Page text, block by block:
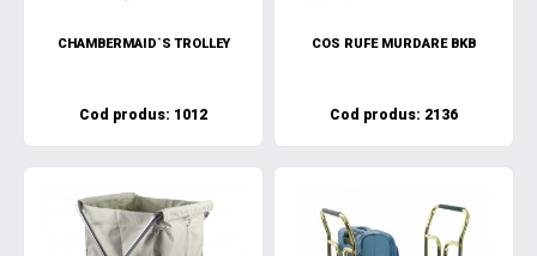
CHAMBERMAID`S TROLLEY
Cod produs: 1012
COS RUFE MURDARE BKB
Cod produs: 2136